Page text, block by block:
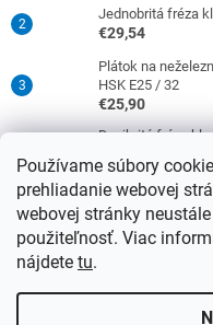
Používame súbory
prehliadanie webovej
webovej stránky
použiteľnosť. Viac
nájdete tu.
Jednobritá fréza
€29,54
Plátok na
HSK E25 / 32
€25,90
Dvojbritá fréza
€38,33
Jednobritá fréza
€29,54